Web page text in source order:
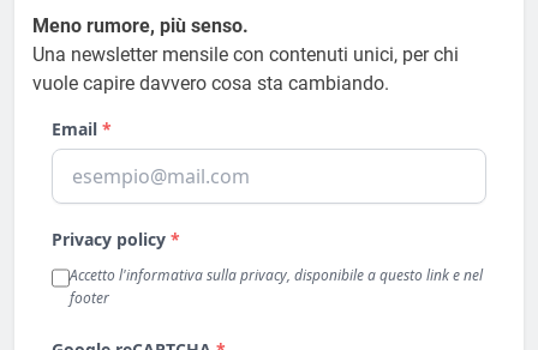
Meno rumore, più senso.
Una newsletter mensile con contenuti unici, per chi
vuole capire davvero cosa sta cambiando.